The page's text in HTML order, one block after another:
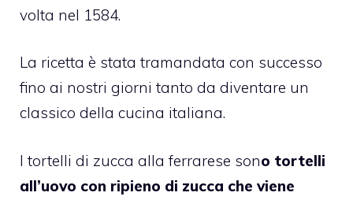
volta nel 1584.
La ricetta è stata tramandata con successo
fino ai nostri giorni tanto da diventare un
classico della cucina italiana.
I tortelli di zucca alla ferrarese sono tortelli
all’uovo con ripieno di zucca che viene